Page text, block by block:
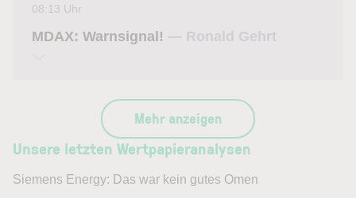
08:13 Uhr
MDAX: Warnsignal! — Ronald Gehrt
Mehr anzeigen
Unsere letzten Wertpapieranalysen
Siemens Energy: Das war kein gutes Omen